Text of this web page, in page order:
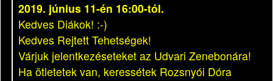
2019. június 11-én 16:00-tól.
Kedves Diákok! :-)
Kedves Rejtett Tehetségek!
Várjuk jelentkezéseteket az Udvari Zenebonára!
Ha ötletetek van, keressétek Rozsnyói Dóra